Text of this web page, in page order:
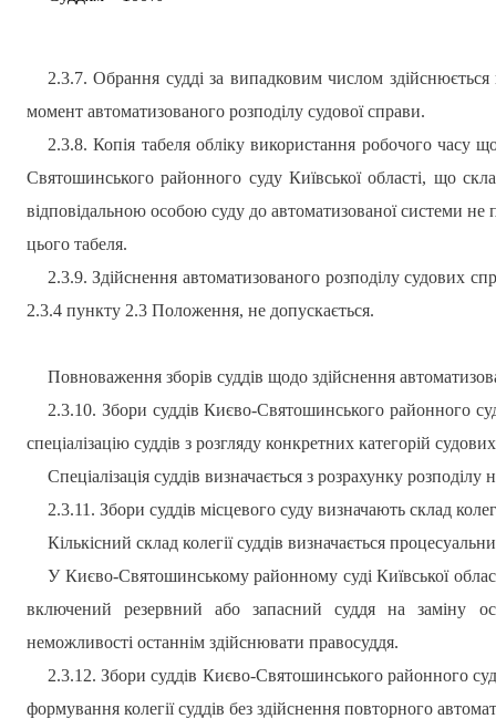
2.3.7. Обрання судді за випадковим числом здійснюється
момент автоматизованого розподілу судової справи.
2.3.8. Копія табеля обліку використання робочого часу
Святошинськогорайонного судуКиївської області, що
відповідальною особою суду до автоматизованої системи не
цього табеля.
2.3.9. Здійснення автоматизованого розподілу судових
2.3.4 пункту 2.3 Положення, не допускається.
Повноваження зборів суддів щодо здійснення
2.3.10. Збори суддівКиєво-Святошинського районного
спеціалізацію суддів з розгляду конкретних категорій
Спеціалізація суддів визначається з розрахунку
2.3.11. Збори суддів місцевого суду визначають склад
Кількісний склад колегії суддів визначається
У Києво-Святошинськомурайонному суді Київської
включений резервний або запасний суддя на заміну
неможливості останнім здійснювати правосуддя.
2.3.12. Збори суддів Києво-Святошинськогорайонного
формування колегії суддів без здійснення повторного